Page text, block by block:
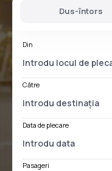
Dus-întors
Din
Către
Data de plecare
Pasageri